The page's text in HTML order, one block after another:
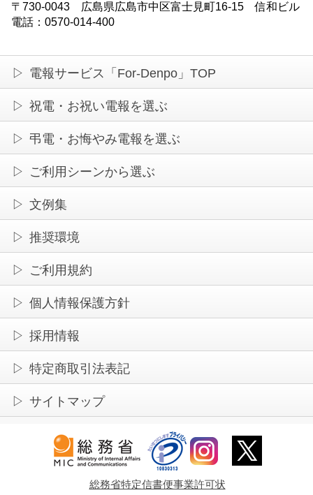
〒730-0043 広島県広島市中区富士見町16-15 信和ビル
電話：0570-014-400
電報サービス「For-Denpo」TOP
祝電・お祝い電報を選ぶ
弔電・お悔やみ電報を選ぶ
ご利用シーンから選ぶ
文例集
推奨環境
ご利用規約
個人情報保護方針
採用情報
特定商取引法表記
サイトマップ
総務省特定信書便事業許可状